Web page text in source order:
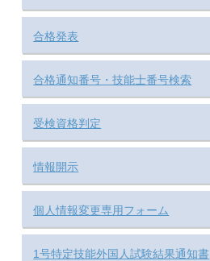
合格発表
合格通知番号・技能士番号検索
受検資格判定
情報開示
個人情報変更専用フォーム
1号特定技能外国人試験結果通知書